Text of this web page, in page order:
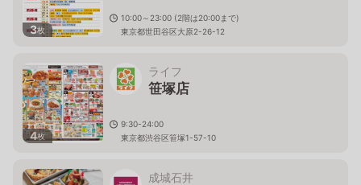
3枚
10:00～23:00 (2階は20:00まで)
東京都世田谷区大原2-26-12
4枚
ライフ
笹塚店
9:30-24:00
東京都渋谷区笹塚1-57-10
成城石井